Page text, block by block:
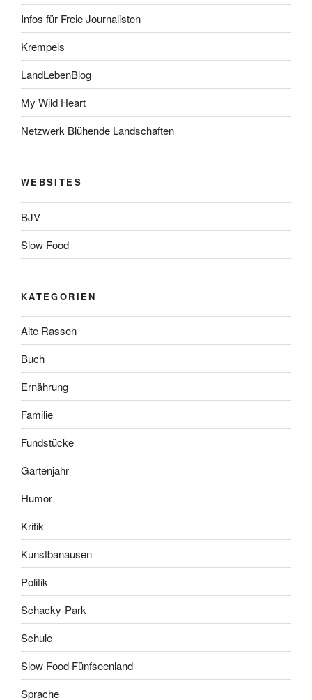
Infos für Freie Journalisten
Krempels
LandLebenBlog
My Wild Heart
Netzwerk Blühende Landschaften
WEBSITES
BJV
Slow Food
KATEGORIEN
Alte Rassen
Buch
Ernährung
Familie
Fundstücke
Gartenjahr
Humor
Kritik
Kunstbanausen
Politik
Schacky-Park
Schule
Slow Food Fünfseenland
Sprache